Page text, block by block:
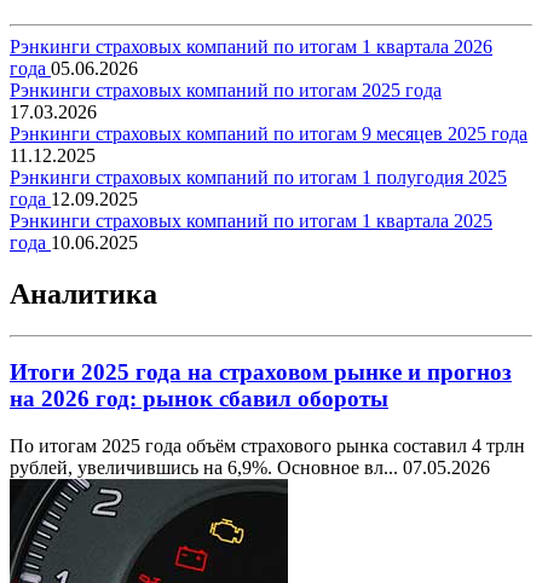
Рэнкинги страховых компаний по итогам 1 квартала 2026
года 05.06.2026
Рэнкинги страховых компаний по итогам 2025 года
17.03.2026
Рэнкинги страховых компаний по итогам 9 месяцев 2025 года
11.12.2025
Рэнкинги страховых компаний по итогам 1 полугодия 2025
года 12.09.2025
Рэнкинги страховых компаний по итогам 1 квартала 2025
года 10.06.2025
Аналитика
Итоги 2025 года на страховом рынке и прогноз
на 2026 год: рынок сбавил обороты
По итогам 2025 года объём страхового рынка составил 4 трлн
рублей, увеличившись на 6,9%. Основное вл... 07.05.2026